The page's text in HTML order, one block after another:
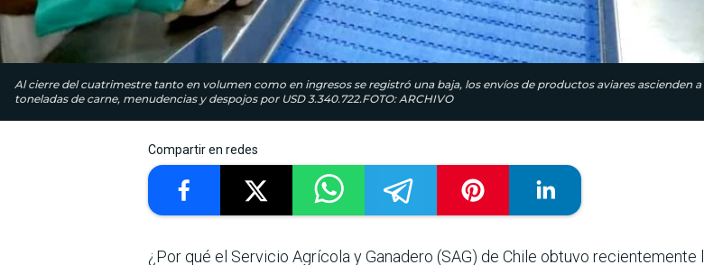
Al cierre del cuatrimestre tanto en volumen como en ingresos se registró una baja, los envíos de productos aviares ascienden a
toneladas de carne, menudencias y despojos por USD 3.340.722.FOTO: ARCHIVO
Compartir en redes
¿Por qué el Ser­vicio Agrícola y Ganadero (SAG) de Chile obtuvo